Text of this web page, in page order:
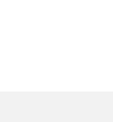
Przejdź do menu
Przejdź do mapy serwisu